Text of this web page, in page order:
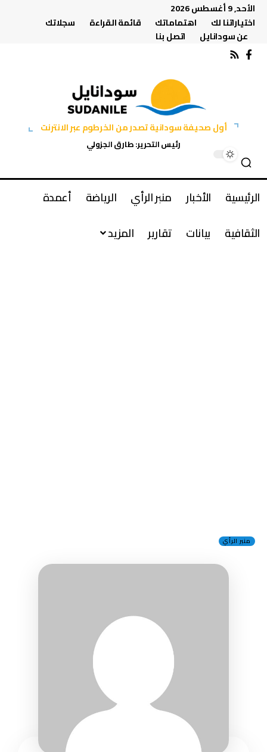
الأحد, 9 أغسطس 2026
اختياراتنا لك
اهتماماتك قائمة القراءة
سجلاتك
عن سودانايل
اتصل بنا
أول صحيفة سودانية تصدر من الخرطوم عبر الانترنت
رئيس التحرير: طارق الجزولي
الرئيسية الأخبار منبر الرأي الرياضة
أعمدة
الثقافية
بيانات تقارير المزيد
منبر الرأي